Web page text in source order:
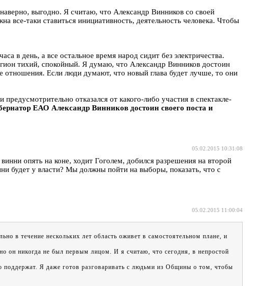
выгодно. Я считаю, что Александр Винников со своей
все-таки ставиться инициативность, деятельность человека. Чтобы
в день, а все остальное время народ сидит без электричества.
тихий, спокойный. Я думаю, что Александр Винников достоин
Если люди думают, что новый глава будет лучше, то они
предусмотрительно отказался от какого-либо участия в спектакле-
ЕАО Александр Винников достоин своего поста и
05.02.2015 10:31:08
опять на коне, ходит Гоголем, добился разрешения на второй
будет у власти? Мы должны пойти на выборы, показать, что c
05.02.2015 11:00:04
в течение нескольких лет область оживет в самостоятельном плане, и
он никогда не был первым лицом. И я считаю, что сегодня, в непростой
Я даже готов разговаривать с людьми из Общины о том, чтобы